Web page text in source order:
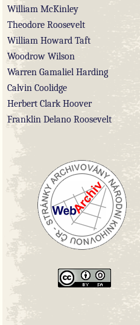
William McKinley
Theodore Roosevelt
William Howard Taft
Woodrow Wilson
Warren Gamaliel Harding
Calvin Coolidge
Herbert Clark Hoover
Franklin Delano Roosevelt